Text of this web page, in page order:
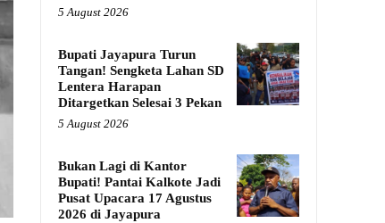
5 August 2026
Bupati Jayapura Turun
Tangan! Sengketa Lahan SD
Lentera Harapan
Ditargetkan Selesai 3 Pekan
5 August 2026
Bukan Lagi di Kantor
Bupati! Pantai Kalkote Jadi
Pusat Upacara 17 Agustus
2026 di Jayapura